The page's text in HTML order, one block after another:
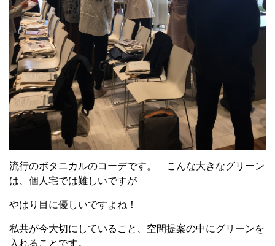
流行のボタニカルのコーデです。 こんな大きなグリーン
は、個人宅では難しいですが
やはり目に優しいですよね！
私共が今大切にしていること、空間提案の中にグリーンを
入れることです。